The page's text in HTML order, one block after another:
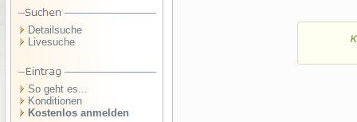
Detailsuche
Livesuche
So geht es...
Konditionen
Kostenlos anmelden